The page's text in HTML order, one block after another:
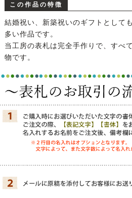
この作品の特徴
結婚祝い、新築祝いのギフトとして
多い作品です。
当工房の表札は完全手作りで、すべ
物です。